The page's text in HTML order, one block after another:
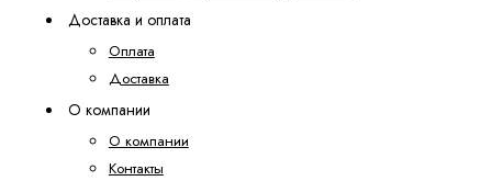
Доставка и оплата
Оплата
Доставка
О компании
О компании
Контакты